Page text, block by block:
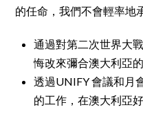
的任命，我們不會輕率地
通過對第二次世界大
悔改來彌合澳大利亞的
透過UNIFY 會議和月
的工作，在澳大利亞好